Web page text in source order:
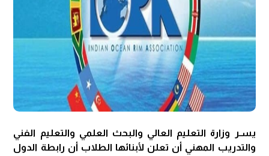
يسـر وزارة التعليم العالي والبحث العلمي والتعليم الفني
والتدريب المهني أن تعلن لأبنائها الطلاب أن رابطة الدول